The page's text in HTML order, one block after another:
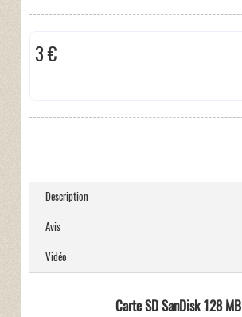
3 €
Description
Avis
Vidéo
Carte SD SanDisk 128 MB